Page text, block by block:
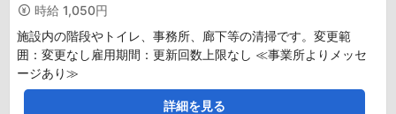
時給 1,050円
施設内の階段やトイレ、事務所、廊下等の清掃です。変更範
囲：変更なし雇用期間：更新回数上限なし ≪事業所よりメッセ
ージあり≫
詳細を見る